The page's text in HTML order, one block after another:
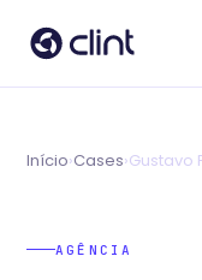
Início›Cases›Gustavo
AGÊNCIA